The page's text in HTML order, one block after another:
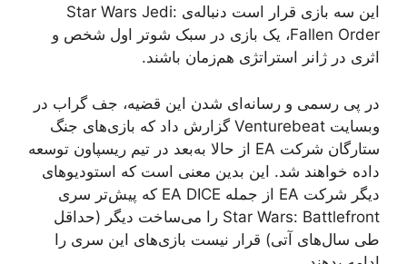
این سه بازی قرار است دنباله‌ی Star Wars Jedi:
Fallen Order، یک بازی در سبک شوتر اول‌ شخص و
اثری در ژانر استراتژی هم‌زمان باشند.
در پی رسمی و رسانه‌ای شدن این قضیه، جف گراب در
وبسایت Venturebeat گزارش داد که بازی‌های جنگ
ستارگان شرکت EA از حالا به‌بعد در تیم ریسپاون توسعه
داده خواهند شد. این بدین معنی است که استودیوهای
دیگر شرکت EA از جمله EA DICE که پیش‌تر سری
Star Wars: Battlefront را می‌ساخت دیگر (حداقل
طی سال‌های آتی) قرار نیست بازی‌های این سری را